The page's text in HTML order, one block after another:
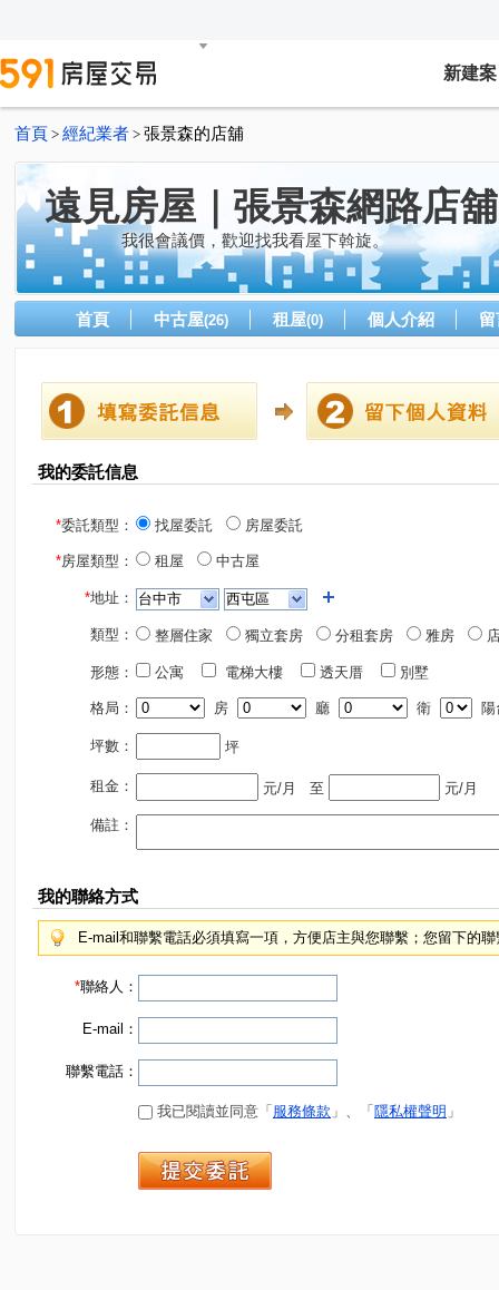
新建案
首頁 > 經紀業者 > 張景森的店舖
遠見房屋｜張景森網路店舖
我很會議價，歡迎找我看屋下斡旋。
首頁 中古屋(26) 租屋(0) 個人介紹
我的委託信息
*委託類型： 找屋委託 房屋委託
*房屋類型： 租屋 中古屋
*地址：
類型： 整層住家 獨立套房 分租套房 雅房
形態： 公寓 電梯大樓 透天厝 別墅
格局： 房 廳 衛 陽
坪數： 坪
租金： 元/月 至 元/月
備註：
我的聯絡方式
E-mail和聯繫電話必須填寫一項，方便店主與您聯繫；您留下的
*聯絡人：
E-mail：
聯繫電話：
我已閱讀並同意「 服務條款 」、「 隱私權聲明 」